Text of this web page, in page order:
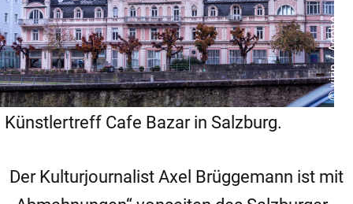
© virin / Adobe
Künstlertreff Cafe Bazar in Salzburg.
Der Kulturjournalist Axel Brüggemann ist mit